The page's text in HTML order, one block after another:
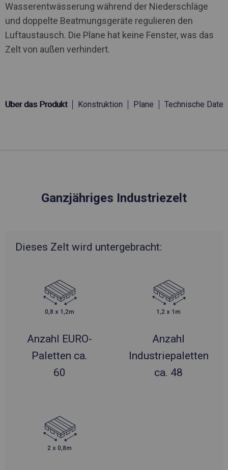
Wasserentwässerung während der Niederschläge
und doppelte Beatmungsgeräte regulieren den
Luftaustausch. Die Plane hat keine Fenster, was das
Zelt von außen verhindert.
Über das Produkt Konstruktion Plane Technische Daten
Ganzjähriges Industriezelt
Dieses Zelt wird untergebracht:
Anzahl EURO-
Paletten ca.
60
Anzahl
Industriepaletten
ca. 48